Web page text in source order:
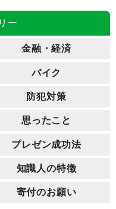
ー
金融・経済
バイク
防犯対策
思ったこと
プレゼン成功法
知識人の特徴
寄付のお願い